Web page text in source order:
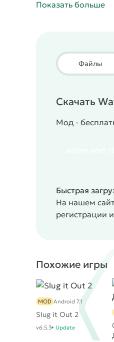
Показать больше
Файлы
Скачать
Мод -
Быстрая
На нашем
регистрации
Похожие игры
Slug it Out 2
MOD Android 7.1
v6.5.3 Update